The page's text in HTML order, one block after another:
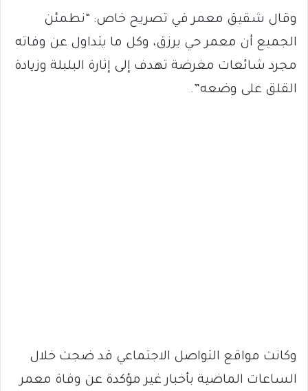
وقال شقيق معمر في تصريح خاص: “نطمئن
الجميع أن معمر حي يرزق، وكل ما يتداول عن وفاته
مجرد شائعات مغرضة تهدف إلى إثارة البلبلة وزيادة
القلق على وضعه”.
وكانت مواقع التواصل الاجتماعي قد ضجت خلال
الساعات الماضية بأخبار غير مؤكدة عن وفاة معمر